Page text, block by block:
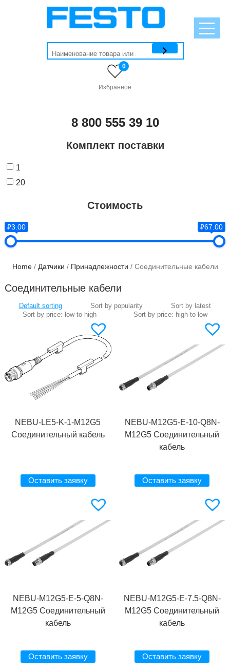
Избранное
0
8 800 555 39 10
Комплект поставки
1
20
Стоимость
₽3.00 ₽67.00
Home/ Датчики / Принадлежности / Соединительные кабели
Соединительные кабели
NEBU-LE5-K-1-M12G5
Соединительный кабель
Оставить заявку
NEBU-M12G5-E-10-Q8N-
M12G5 Соединительный
кабель
Оставить заявку
NEBU-M12G5-E-5-Q8N-
M12G5 Соединительный
кабель
Оставить заявку
NEBU-M12G5-E-7.5-Q8N-
M12G5 Соединительный
кабель
Оставить заявку